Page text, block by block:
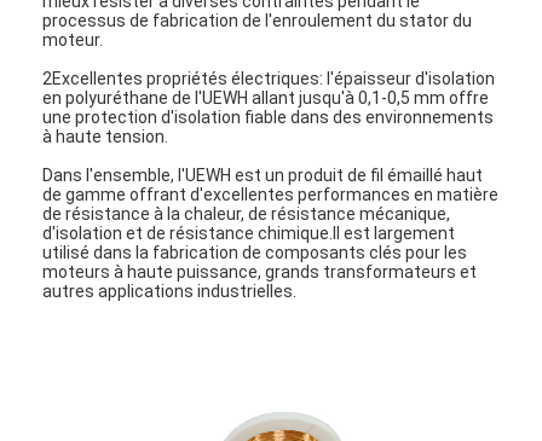
processus de fabrication de l'enroulement du stator du
moteur.
2Excellentes propriétés électriques: l'épaisseur d'isolation
en polyuréthane de l'UEWH allant jusqu'à 0,1-0,5 mm offre
une protection d'isolation fiable dans des environnements
à haute tension.
Dans l'ensemble, l'UEWH est un produit de fil émaillé haut
de gamme offrant d'excellentes performances en matière
de résistance à la chaleur, de résistance mécanique,
d'isolation et de résistance chimique.Il est largement
utilisé dans la fabrication de composants clés pour les
moteurs à haute puissance, grands transformateurs et
autres applications industrielles.